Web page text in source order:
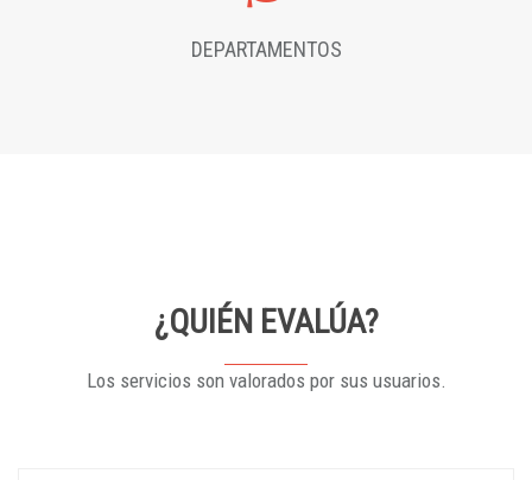
DEPARTAMENTOS
¿QUIÉN EVALÚA?
Los servicios son valorados por sus usuarios.